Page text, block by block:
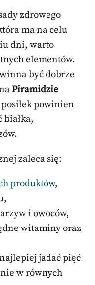
zdrowego
ma na celu
dni, warto
elementów.
być dobrze
Piramidzie
powinien
zaleca się:
produktów,
i owoców,
witaminy oraz
jadać pięć
w równych